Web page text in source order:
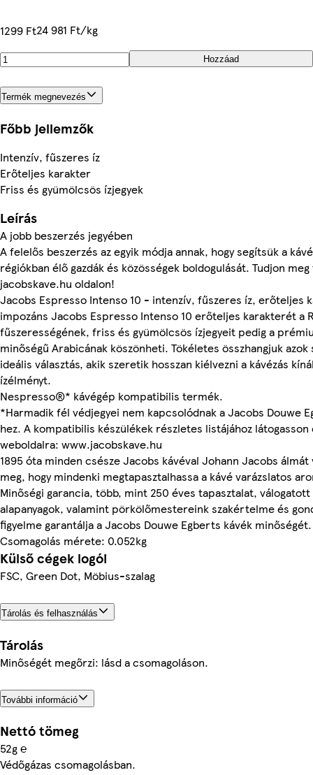
1299 Ft24 981 Ft/kg
Hozzáad
Termék megnevezés
Főbb jellemzők
Intenzív, fűszeres íz
Erőteljes karakter
Friss és gyümölcsös ízjegyek
Leírás
A jobb beszerzés jegyében
A felelős beszerzés az egyik módja annak, hogy segítsük a
régiókban élő gazdák és közösségek boldogulását. Tudjon
jacobskave.hu oldalon!
Jacobs Espresso Intenso 10 - intenzív, fűszeres íz, erőteljes
impozáns Jacobs Espresso Intenso 10 erőteljes karakterét a
fűszerességének, friss és gyümölcsös ízjegyeit pedig a
minőségű Arabicának köszönheti. Tökéletes összhangjuk azok
ideális választás, akik szeretik hosszan kiélvezni a kávézás
ízélményt.
Nespresso®* kávégép kompatibilis termék.
*Harmadik fél védjegyei nem kapcsolódnak a Jacobs Douwe
hez. A kompatibilis készülékek részletes listájához látogasson
weboldalra: www.jacobskave.hu
1895 óta minden csésze Jacobs kávéval Johann Jacobs
meg, hogy mindenki megtapasztalhassa a kávé varázslatos
Minőségi garancia, több, mint 250 éves tapasztalat, válogatott
alapanyagok, valamint pörkölőmestereink szakértelme és
figyelme garantálja a Jacobs Douwe Egberts kávék minőségét.
Csomagolás mérete: 0.052kg
Külső cégek logói
FSC, Green Dot, Möbius-szalag
Tárolás és felhasználás
Tárolás
Minőségét megőrzi: lásd a csomagoláson.
További információ
Nettó tömeg
52g ℮
Védőgázas csomagolásban.